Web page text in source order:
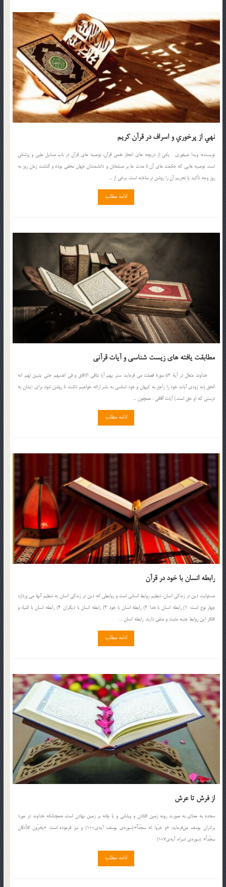
نهي از پرخوري و اسراف در قرآن کريم
نويسنده: ويدا صيفوري يکي از دريچه هاي اعجاز علمي قرآن، توصيه هاي قرآن در باب مسايل طبي و پزشکي
است. توصيه هايي که حکمت هاي آن تا مدت ها بر مسلمانان و دانشمندان جهان مخفي بوده و گذشت زمان روز به
روز وجه تأکيد يا تحريم آن را روشن تر ساخته است. برخي از ...
ادامه مطلب
مطابقت یافته های زیست شناسی و آیات قرآنی
خداوند متعال در آیۀ 53 سورۀ فصلت می فرماید: سنر یهم آیا تنافی الافاق و فی انفسهم حتی یتبین لهم انه
الحق (به زودی آیات خود را راجع به کیهان و خود شناسی به بشر ارائه خواهیم داشت تا روشن شود برای ایشان به
درستی که او حق است.) آیات آفاقی : همچون ...
ادامه مطلب
رابطه انسان با خود در قرآن
مسئولیت دین در زندگی انسان، تنظیم روابط انسانی است و روابطی که دین در زندگی انسان به تنظیم آنها می پردازد
چهار نوع است: ۱) رابطه انسان با خدا ۲) رابطه انسان با خود ۳) رابطه انسان با دیگران ۴) رابطه انسان با اشیاء و
افکار این روابط جنبه مثبت و منفی دارند. رابطه انسان ...
ادامه مطلب
از فرش تا عرش
سجده به معناي به صورت رو‌به زمين افتادن و پيشاني و يا چانه بر زمين نهادن است، همچنانكه خداوند در مورد
برادران يوسف مي‌فرمايد: «و خرّوا له سجّداً».(سوره‌ي يوسف، آيه‌ي100) و نيز فرموده است: «يخرّون للأذقان
سجّداً». (سوره‌ي اسراء، آيه‌ي107)
ادامه مطلب